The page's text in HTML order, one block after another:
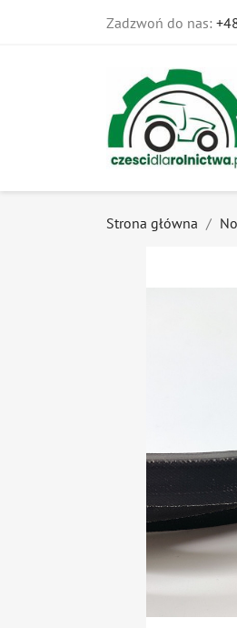
Zadzwoń do nas:
Strona główna